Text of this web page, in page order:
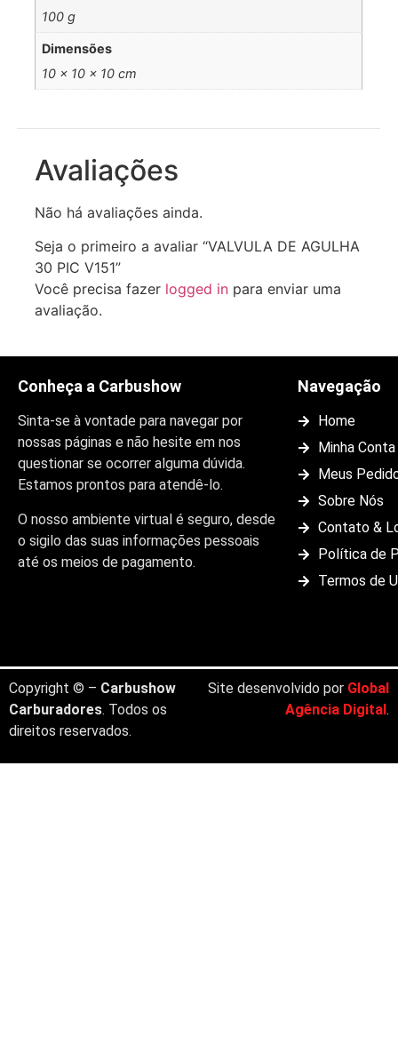
100 g
Dimensões
10 × 10 × 10 cm
Avaliações
Não há avaliações ainda.
Seja o primeiro a avaliar “VALVULA DE AGULHA
30 PIC V151”
Você precisa fazer logged in para enviar uma
avaliação.
Conheça a Carbushow
Sinta-se à vontade para navegar por
nossas páginas e não hesite em nos
questionar se ocorrer alguma dúvida.
Estamos prontos para atendê-lo.
O nosso ambiente virtual é seguro, desde
o sigilo das suas informações pessoais
até os meios de pagamento.
Navegação
Home
Minha Conta
Meus
Sobre Nós
Contato &
Política de
Termos de
Copyright © – Carbushow
Carburadores. Todos os
direitos reservados.
Site desenvolvido por Global
Agência Digital.